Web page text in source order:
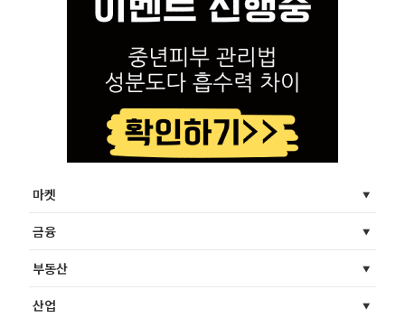
마켓
금융
부동산
산업